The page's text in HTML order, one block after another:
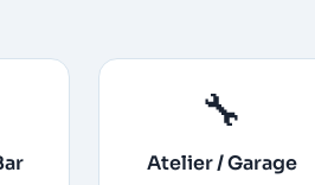
🔧
Atelier / Garage